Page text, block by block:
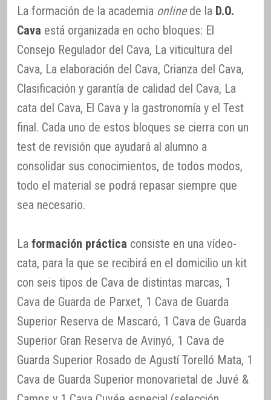
La formación de la academia onlinede la D.O.
Cava está organizada en ocho bloques: El
Consejo Regulador del Cava, La viticultura del
Cava, La elaboración del Cava, Crianza del Cava,
Clasificación y garantía de calidad del Cava, La
cata del Cava, El Cava y la gastronomía y el Test
final. Cada uno de estos bloques se cierra con un
test de revisión que ayudará al alumno a
consolidar sus conocimientos, de todos modos,
todo el material se podrá repasar siempre que
sea necesario.
La formación práctica consiste en una vídeo-
cata, para la que se recibirá en el domicilio un kit
con seis tipos de Cava de distintas marcas, 1
Cava de Guarda de Parxet, 1 Cava de Guarda
Superior Reserva de Mascaró, 1 Cava de Guarda
Superior Gran Reserva de Avinyó, 1 Cava de
Guarda Superior Rosado de Agustí Torelló Mata, 1
Cava de Guarda Superior monovarietal de Juvé &